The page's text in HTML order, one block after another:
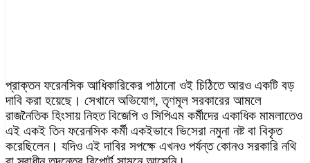
প্রাক্তন ফরেনসিক আধিকারিকের পাঠানো ওই চিঠিতে আরও একটি বড়
দাবি করা হয়েছে। সেখানে অভিযোগ, তৃণমূল সরকারের আমলে
রাজনৈতিক হিংসায় নিহত বিজেপি ও সিপিএম কর্মীদের একাধিক মামলাতেও
এই একই তিন ফরেনসিক কর্মী একইভাবে ভিসেরা নমুনা নষ্ট বা বিকৃত
করেছিলেন। যদিও এই দাবির সপক্ষে এখনও পর্যন্ত কোনও সরকারি নথি